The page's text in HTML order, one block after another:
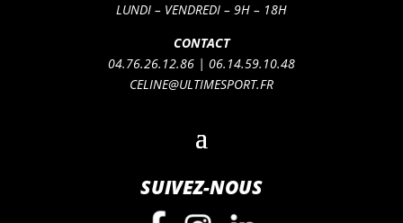
LUNDI – VENDREDI – 9H – 18H
CONTACT
04.76.26.12.86 | 06.14.59.10.48
CELINE@ULTIMESPORT.FR
SUIVEZ-NOUS